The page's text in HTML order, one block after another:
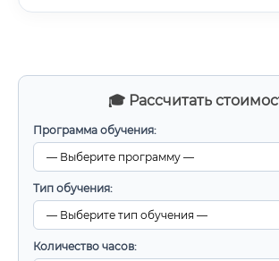
🎓 Рассчитать
Программа обучения:
Тип обучения:
Количество часов: